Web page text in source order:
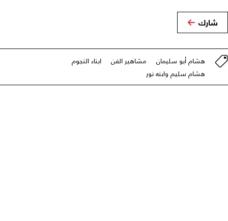
شارك
هشام أبو سليمان مشاهير الفن
ابناء النجوم
هشام سليم وابنه نور